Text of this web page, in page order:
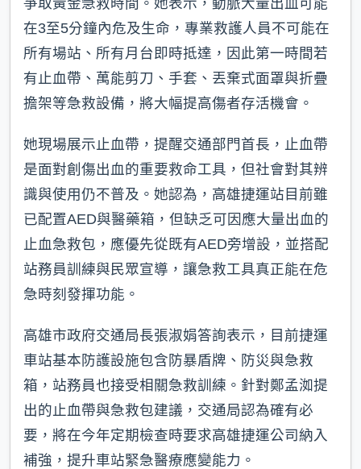
在3至5分鐘內危及生命，專業救護人員不可能在
所有場站、所有月台即時抵達，因此第一時間若
有止血帶、萬能剪刀、手套、丟棄式面罩與折疊
擔架等急救設備，將大幅提高傷者存活機會。
她現場展示止血帶，提醒交通部門首長，止血帶
是面對創傷出血的重要救命工具，但社會對其辨
識與使用仍不普及。她認為，高雄捷運站目前雖
已配置AED與醫藥箱，但缺乏可因應大量出血的
止血急救包，應優先從既有AED旁增設，並搭配
站務員訓練與民眾宣導，讓急救工具真正能在危
急時刻發揮功能。
高雄市政府交通局長張淑娟答詢表示，目前捷運
車站基本防護設施包含防暴盾牌、防災與急救
箱，站務員也接受相關急救訓練。針對鄭孟洳提
出的止血帶與急救包建議，交通局認為確有必
要，將在今年定期檢查時要求高雄捷運公司納入
補強，提升車站緊急醫療應變能力。